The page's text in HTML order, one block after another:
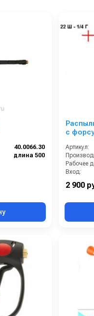
40.0066.30
длина 500
с
Артикул:
Вход:
2 900